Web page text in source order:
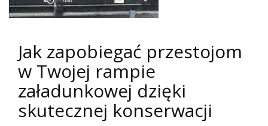
Jak zapobiegać przestojom
w Twojej rampie
załadunkowej dzięki
skutecznej konserwacji